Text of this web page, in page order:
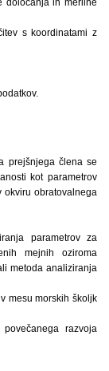
s koordinatami z
prejšnjega člena se
kot parametrov
okviru obratovalnega
parametrov za
mejnih oziroma
metoda analiziranja
mesu morskih školjk
razvoja